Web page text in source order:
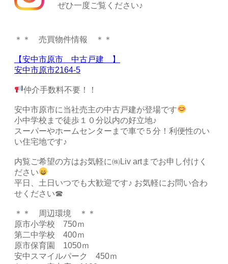
ぜひ一度ご覧ください♪
＊＊ 売買物件情報 ＊＊
【安中市原市 中古戸建 】
安中市原市2164-5
仲介手数料不要！！
安中市原市に当社売主の中古戸建が登場です
小中学校まで徒歩１０分以内の好立地♪
スーパーやホームセンターまで車で５分！利便性のい
い住宅地です♪
内覧ご希望の方はお気軽に㈱Liv artまでお申し付けく
ださい
平日、土日いつでも大歓迎です♪ お気軽にお問い合わ
せください☎
＊＊ 周辺環境 ＊＊
原市小学校 750ｍ
第二中学校 400ｍ
原市保育園 1050ｍ
安中スマイルパーク 450ｍ